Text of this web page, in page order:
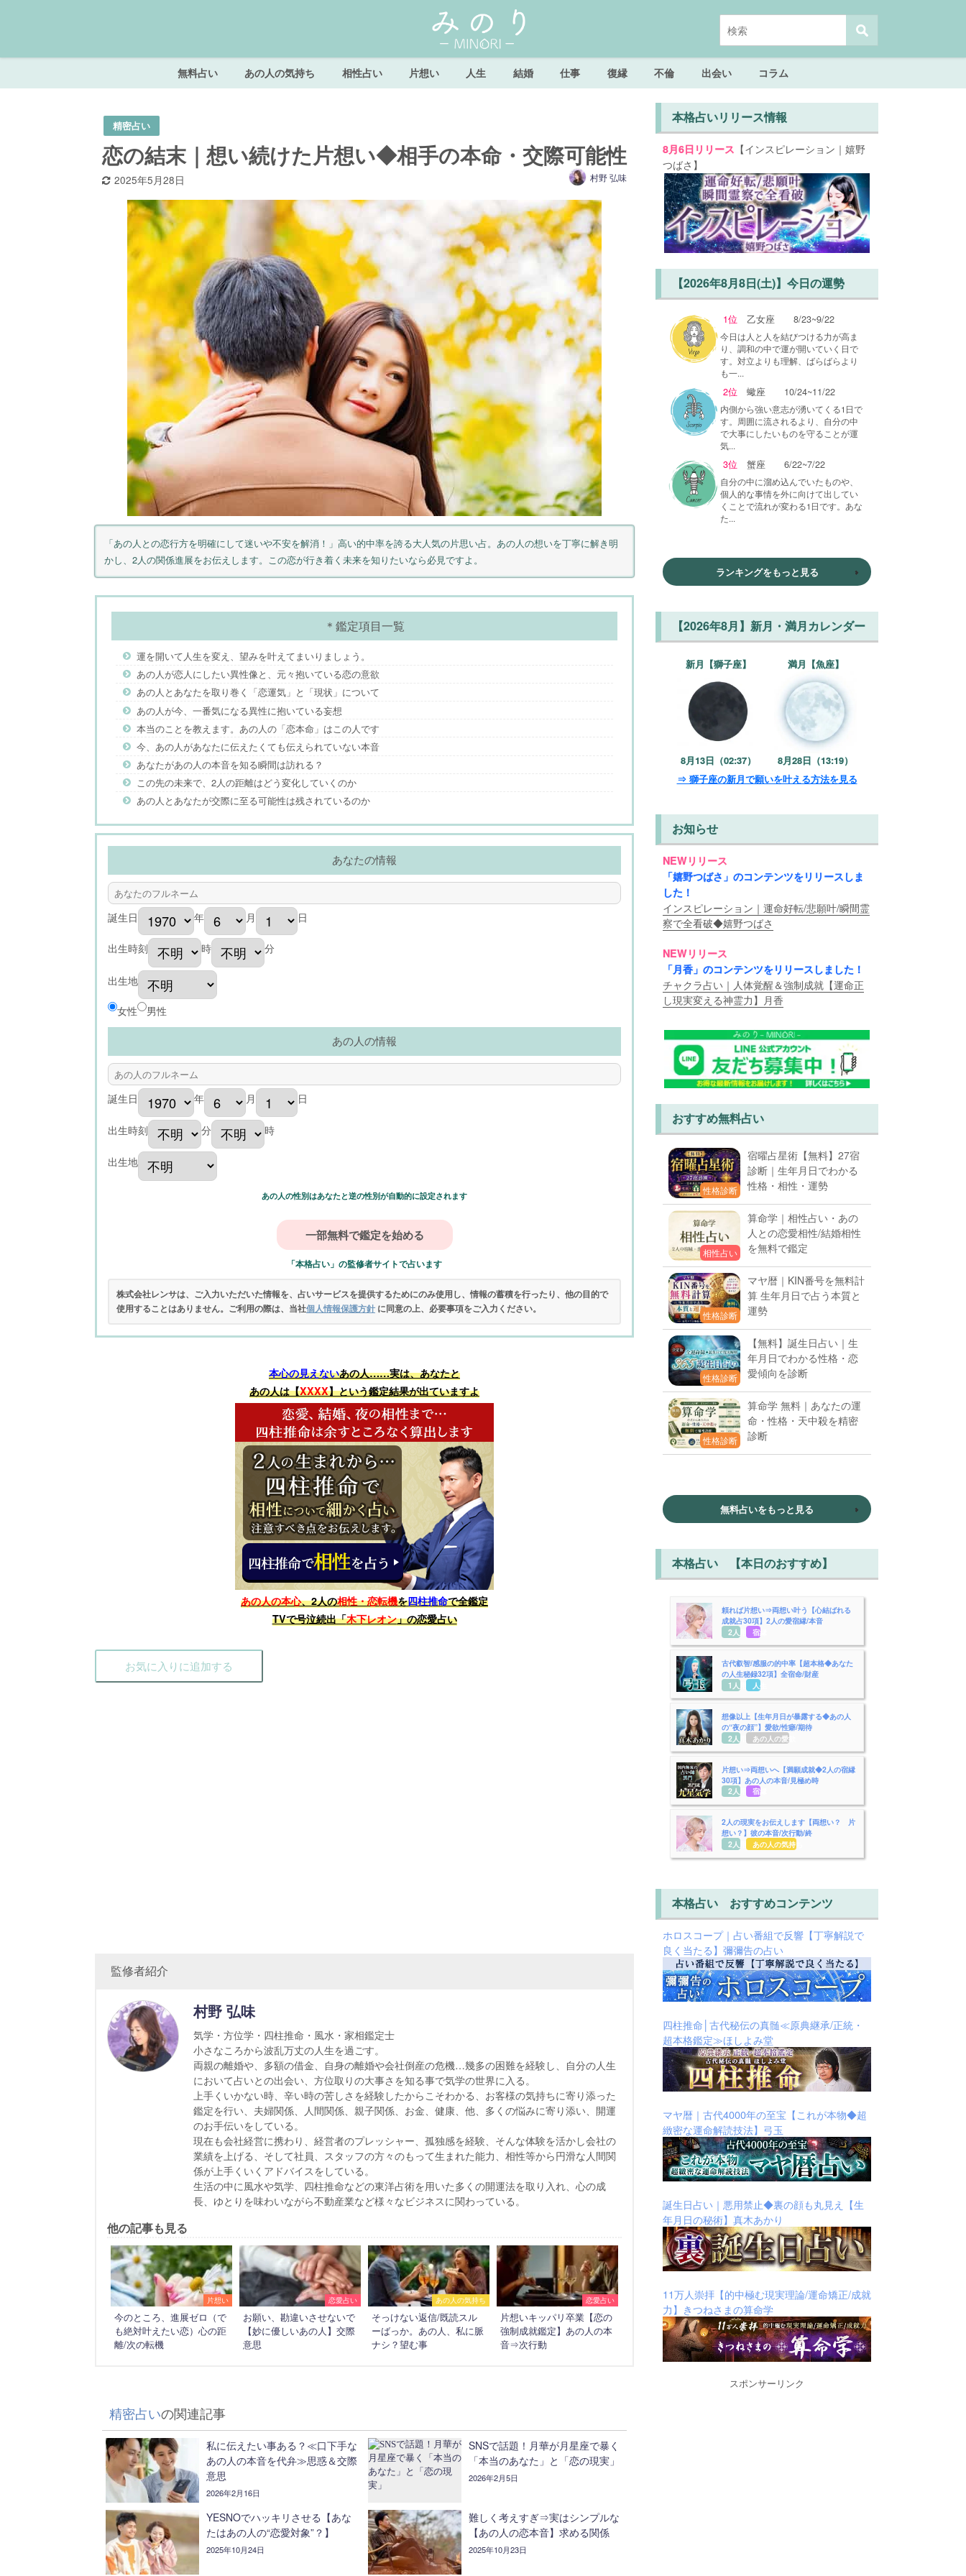
無料占い あの人の気持ち 相性占い 片想い 人生 結婚 仕事 復縁 不倫 出会い コラム
精密占い
恋の結末｜想い続けた片想い◆相手の本命・交際可能性
2025年5月28日 村野 弘味
「あの人との恋行方を明確にして迷いや不安を解消！」高い的中率を誇る大人気の片思い占。あの人の想いを丁寧に解き明
かし、2人の関係進展をお伝えします。この恋が行き着く未来を知りたいなら必見ですよ。
＊鑑定項目一覧
運を開いて人生を変え、望みを叶えてまいりましょう。
あの人が恋人にしたい異性像と、元々抱いている恋の意欲
あの人とあなたを取り巻く「恋運気」と「現状」について
あの人が今、一番気になる異性に抱いている妄想
本当のことを教えます。あの人の「恋本命」はこの人です
今、あの人があなたに伝えたくても伝えられていない本音
あなたがあの人の本音を知る瞬間は訪れる？
この先の未来で、2人の距離はどう変化していくのか
あの人とあなたが交際に至る可能性は残されているのか
あなたの情報
誕生日 年 月 日
出生時刻 時 分
出生地
女性 男性
あの人の情報
誕生日 年 月 日
出生時刻 分 時
出生地
あの人の性別はあなたと逆の性別が自動的に設定されます
「本格占い」の監修者サイトで占います
株式会社レンサは、ご入力いただいた情報を、占いサービスを提供するためにのみ使用し、情報の蓄積を行ったり、他の目的で
使用することはありません。ご利用の際は、当社個人情報保護方針 に同意の上、必要事項をご入力ください。
本心の見えないあの人……実は、あなたと
あの人は【XXXX】という鑑定結果が出ていますよ
あの人の本心、2人の相性・恋転機を四柱推命で全鑑定
TVで号泣続出「木下レオン」の恋愛占い
お気に入りに追加する
監修者紹介
村野 弘味
気学・方位学・四柱推命・風水・家相鑑定士
小さなころから波乱万丈の人生を過ごす。
両親の離婚や、多額の借金、自身の離婚や会社倒産の危機…幾多の困難を経験し、自分の人生
において占いとの出会い、方位取りの大事さを知る事で気学の世界に入る。
上手くいかない時、辛い時の苦しさを経験したからこそわかる、お客様の気持ちに寄り添った
鑑定を行い、夫婦関係、人間関係、親子関係、お金、健康、他、多くの悩みに寄り添い、開運
のお手伝いをしている。
現在も会社経営に携わり、経営者のプレッシャー、孤独感を経験、そんな体験を活かし会社の
業績を上げる、そして社員、スタッフの方々のもって生まれた能力、相性等から円滑な人間関
係が上手くいくアドバイスをしている。
生活の中に風水や気学、四柱推命などの東洋占術を用いた多くの開運法を取り入れ、心の成
長、ゆとりを味わいながら不動産業など様々なビジネスに関わっている。
他の記事も見る
片想い
今のところ、進展ゼロ（で
も絶対叶えたい恋）心の距
離/次の転機
恋愛占い
お願い、勘違いさせないで
【妙に優しいあの人】交際
意思
あの人の気持ち
そっけない返信/既読スル
ーばっか。あの人、私に脈
ナシ？望む事
恋愛占い
片想いキッパリ卒業【恋の
強制成就鑑定】あの人の本
音⇒次行動
精密占いの関連記事
私に伝えたい事ある？≪口下手な
あの人の本音を代弁≫思惑＆交際
意思
2026年2月16日
SNSで話題！月華が月星座で暴く
「本当のあなた」と「恋の現実」
2026年2月5日
YESNOでハッキリさせる【あな
たはあの人の“恋愛対象”？】
2025年10月24日
難しく考えすぎ⇒実はシンプルな
【あの人の恋本音】求める関係
2025年10月23日
本格占いリリース情報
8月6日リリース 【インスピレーション｜嬉野
つばさ】
【2026年8月8日(土)】今日の運勢
1位 乙女座 8/23~9/22
今日は人と人を結びつける力が高ま
り、調和の中で運が開いていく日で
す。対立よりも理解、ばらばらより
も一...
2位 蠍座 10/24~11/22
内側から強い意志が湧いてくる1日で
す。周囲に流されるより、自分の中
で大事にしたいものを守ることが運
気...
3位 蟹座 6/22~7/22
自分の中に溜め込んでいたものや、
個人的な事情を外に向けて出してい
くことで流れが変わる1日です。あな
た...
ランキングをもっと見る
【2026年8月】新月・満月カレンダー
新月【獅子座】
8月13日（02:37）
満月【魚座】
8月28日（13:19）
⇒ 獅子座の新月で願いを叶える方法を見る
お知らせ
NEWリリース
「嬉野つばさ」のコンテンツをリリースしま
した！
インスピレーション｜運命好転/悲願叶/瞬間霊
察で全看破◆嬉野つばさ
NEWリリース
「月香」のコンテンツをリリースしました！
チャクラ占い｜人体覚醒＆強制成就【運命正
し現実変える神霊力】月香
おすすめ無料占い
性格診断
宿曜占星術【無料】27宿
診断｜生年月日でわかる
性格・相性・運勢
相性占い
算命学｜相性占い・あの
人との恋愛相性/結婚相性
を無料で鑑定
性格診断
マヤ暦｜KIN番号を無料計
算 生年月日で占う本質と
運勢
性格診断
【無料】誕生日占い｜生
年月日でわかる性格・恋
愛傾向を診断
性格診断
算命学 無料｜あなたの運
命・性格・天中殺を精密
診断
無料占いをもっと見る
本格占い 【本日のおすすめ】
頼れば片想い⇒両想い叶う【心結ばれる
成就占30項】2人の愛宿縁/本音
2人用 宿縁
古代叡智/感服の的中率【超本格◆あなた
の人生秘録32項】全宿命/財産
1人用
人生
想像以上【生年月日が暴露する◆あの人
の“夜の顔”】愛欲/性癖/期待
2人用
あの人の愛欲
片想い⇒両想いへ【満願成就◆2人の宿縁
30項】あの人の本音/見極め時
2人用 宿縁
2人の現実をお伝えします【両想い？ 片
想い？】彼の本音/次行動/終
2人用
あの人の気持ち
本格占い おすすめコンテンツ
ホロスコープ｜占い番組で反響【丁寧解説で
良く当たる】彌彌告の占い
四柱推命│古代秘伝の真髄≪原典継承/正統・
超本格鑑定≫ほしよみ堂
マヤ暦｜古代4000年の至宝【これが本物◆超
緻密な運命解読技法】弓玉
誕生日占い｜悪用禁止◆裏の顔も丸見え【生
年月日の秘術】真木あかり
11万人崇拝【的中極む現実理論/運命矯正/成就
力】きつねさまの算命学
スポンサーリンク